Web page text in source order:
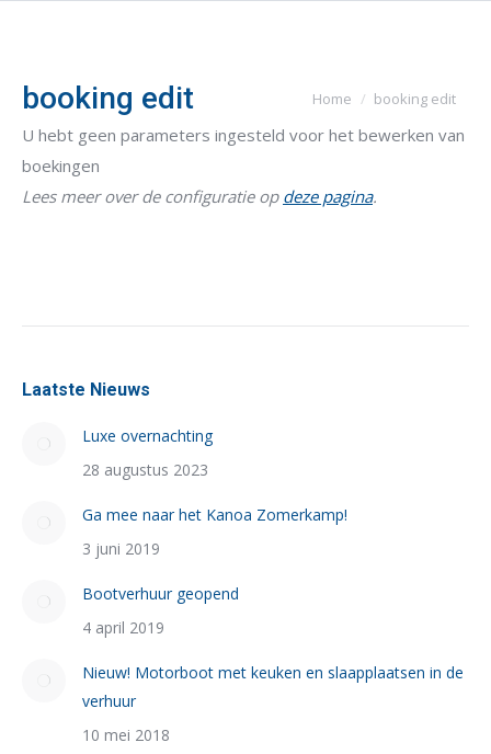
booking edit Je bent hier:
Home booking edit
U hebt geen parameters ingesteld voor het bewerken van
boekingen
Lees meer over de configuratie op deze pagina.
Laatste Nieuws
Luxe overnachting
28 augustus 2023
Ga mee naar het Kanoa Zomerkamp!
3 juni 2019
Bootverhuur geopend
4 april 2019
Nieuw! Motorboot met keuken en slaapplaatsen in de
verhuur
10 mei 2018